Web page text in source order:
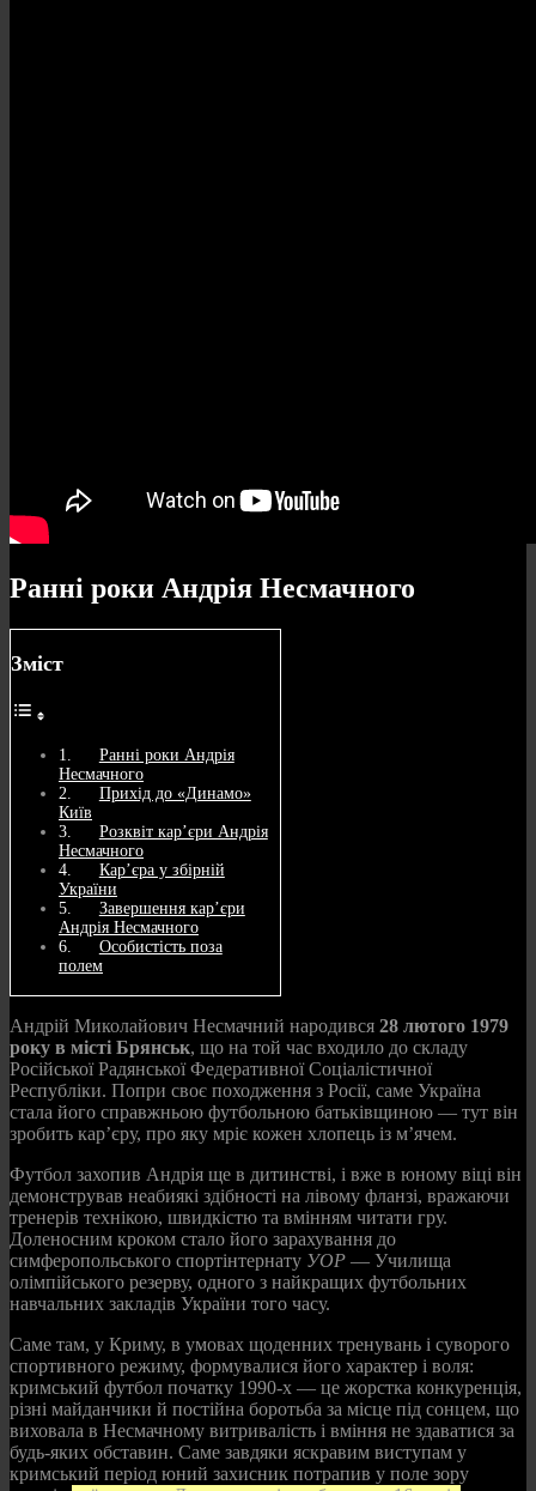
Ранні роки Андрія Несмачного
Зміст
Ранні роки Андрія
Несмачного
Прихід до «Динамо»
Київ
Розквіт кар’єри Андрія
Несмачного
Кар’єра у збірній
України
Завершення кар’єри
Андрія Несмачного
Особистість поза
полем
Андрій Миколайович Несмачний народився 28 лютого 1979
року в місті Брянськ, що на той час входило до складу
Російської Радянської Федеративної Соціалістичної
Республіки. Попри своє походження з Росії, саме Україна
стала його справжньою футбольною батьківщиною — тут він
зробить кар’єру, про яку мріє кожен хлопець із м’ячем.
Футбол захопив Андрія ще в дитинстві, і вже в юному віці він
демонстрував неабиякі здібності на лівому фланзі, вражаючи
тренерів технікою, швидкістю та вмінням читати гру.
Доленосним кроком стало його зарахування до
симферопольського спортінтернату УОР — Училища
олімпійського резерву, одного з найкращих футбольних
навчальних закладів України того часу.
Саме там, у Криму, в умовах щоденних тренувань і суворого
спортивного режиму, формувалися його характер і воля:
кримський футбол початку 1990-х — це жорстка конкуренція,
різні майданчики й постійна боротьба за місце під сонцем, що
виховала в Несмачному витривалість і вміння не здаватися за
будь-яких обставин. Саме завдяки яскравим виступам у
кримський період юний захисник потрапив у поле зору